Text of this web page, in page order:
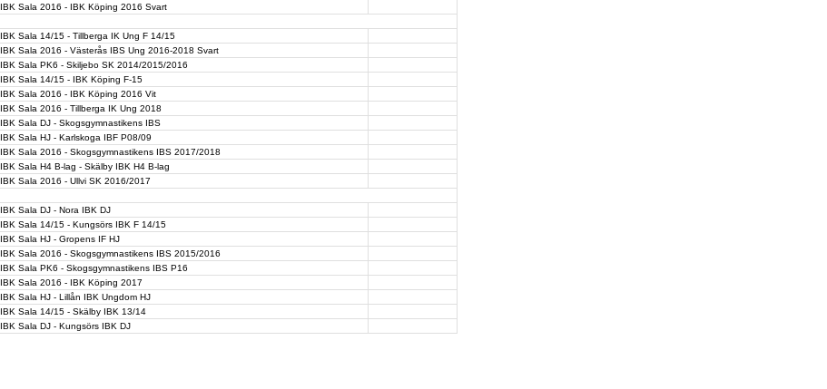
IBK Sala 2016 - IBK Köping 2016 Svart
IBK Sala 14/15 - Tillberga IK Ung F 14/15
IBK Sala 2016 - Västerås IBS Ung 2016-2018 Svart
IBK Sala PK6 - Skiljebo SK 2014/2015/2016
IBK Sala 14/15 - IBK Köping F-15
IBK Sala 2016 - IBK Köping 2016 Vit
IBK Sala 2016 - Tillberga IK Ung 2018
IBK Sala DJ - Skogsgymnastikens IBS
IBK Sala HJ - Karlskoga IBF P08/09
IBK Sala 2016 - Skogsgymnastikens IBS 2017/2018
IBK Sala H4 B-lag - Skälby IBK H4 B-lag
IBK Sala 2016 - Ullvi SK 2016/2017
IBK Sala DJ - Nora IBK DJ
IBK Sala 14/15 - Kungsörs IBK F 14/15
IBK Sala HJ - Gropens IF HJ
IBK Sala 2016 - Skogsgymnastikens IBS 2015/2016
IBK Sala PK6 - Skogsgymnastikens IBS P16
IBK Sala 2016 - IBK Köping 2017
IBK Sala HJ - Lillån IBK Ungdom HJ
IBK Sala 14/15 - Skälby IBK 13/14
IBK Sala DJ - Kungsörs IBK DJ